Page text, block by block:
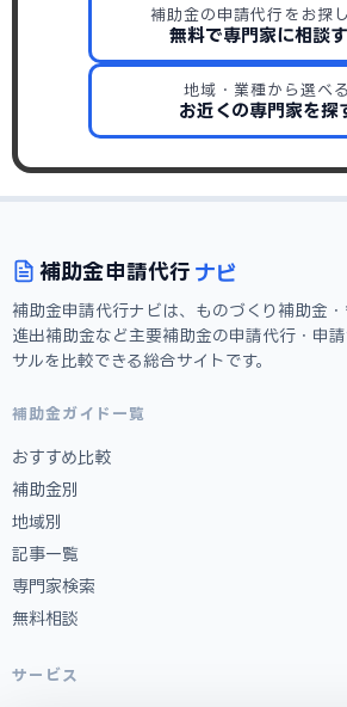
補助金の申請代行をお探
無料で専門家に相談
地域・業種から選べる
お近くの専門家を探
補助金申請代行 ナビ
補助金申請代行ナビは、ものづくり補助金
進出補助金など主要補助金の申請代行・申
サルを比較できる総合サイトです。
補助金ガイド一覧
おすすめ比較
補助金別
地域別
記事一覧
専門家検索
無料相談
サービス